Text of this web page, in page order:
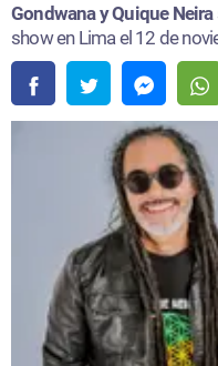
Gondwana y Quique Neira
show en Lima el 12 de